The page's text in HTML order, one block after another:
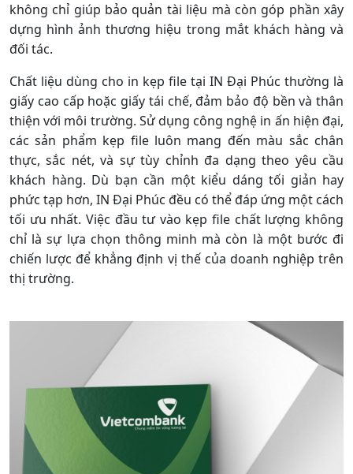
không chỉ giúp bảo quản tài liệu mà còn góp phần xây
dựng hình ảnh thương hiệu trong mắt khách hàng và
đối tác.
Chất liệu dùng cho in kẹp file tại IN Đại Phúc thường là
giấy cao cấp hoặc giấy tái chế, đảm bảo độ bền và thân
thiện với môi trường. Sử dụng công nghệ in ấn hiện đại,
các sản phẩm kẹp file luôn mang đến màu sắc chân
thực, sắc nét, và sự tùy chỉnh đa dạng theo yêu cầu
khách hàng. Dù bạn cần một kiểu dáng tối giản hay
phức tạp hơn, IN Đại Phúc đều có thể đáp ứng một cách
tối ưu nhất. Việc đầu tư vào kẹp file chất lượng không
chỉ là sự lựa chọn thông minh mà còn là một bước đi
chiến lược để khẳng định vị thế của doanh nghiệp trên
thị trường.